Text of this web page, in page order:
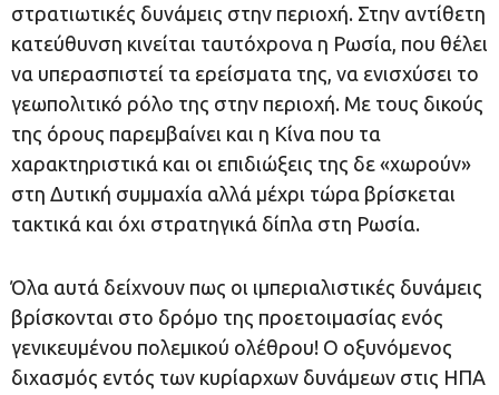
στρατιωτικές δυνάμεις στην περιοχή. Στην αντίθετη
κατεύθυνση κινείται ταυτόχρονα η Ρωσία, που θέλει
να υπερασπιστεί τα ερείσματα της, να ενισχύσει το
γεωπολιτικό ρόλο της στην περιοχή. Με τους δικούς
της όρους παρεμβαίνει και η Κίνα που τα
χαρακτηριστικά και οι επιδιώξεις της δε «χωρούν»
στη Δυτική συμμαχία αλλά μέχρι τώρα βρίσκεται
τακτικά και όχι στρατηγικά δίπλα στη Ρωσία.
Όλα αυτά δείχνουν πως οι ιμπεριαλιστικές δυνάμεις
βρίσκονται στο δρόμο της προετοιμασίας ενός
γενικευμένου πολεμικού ολέθρου! Ο οξυνόμενος
διχασμός εντός των κυρίαρχων δυνάμεων στις ΗΠΑ